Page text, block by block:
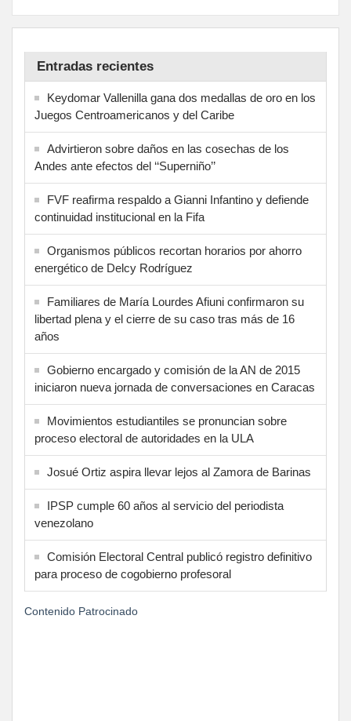
Entradas recientes
Keydomar Vallenilla gana dos medallas de oro en los
Juegos Centroamericanos y del Caribe
Advirtieron sobre daños en las cosechas de los
Andes ante efectos del ‘‘Superniño’’
FVF reafirma respaldo a Gianni Infantino y defiende
continuidad institucional en la Fifa
Organismos públicos recortan horarios por ahorro
energético de Delcy Rodríguez
Familiares de María Lourdes Afiuni confirmaron su
libertad plena y el cierre de su caso tras más de 16
años
Gobierno encargado y comisión de la AN de 2015
iniciaron nueva jornada de conversaciones en Caracas
Movimientos estudiantiles se pronuncian sobre
proceso electoral de autoridades en la ULA
Josué Ortiz aspira llevar lejos al Zamora de Barinas
IPSP cumple 60 años al servicio del periodista
venezolano
Comisión Electoral Central publicó registro definitivo
para proceso de cogobierno profesoral
Contenido Patrocinado